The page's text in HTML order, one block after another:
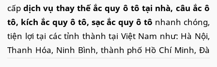
cấpdịch vụ thay thế ắc quy ô tô tại nhà, câu ắc ô
tô, kích ắc quy ô tô, sạc ắc quy ô tô nhanh chóng,
tiện lợi tại các tỉnh thành tại Việt Nam như: Hà Nội,
Thanh Hóa, Ninh Bình, thành phố Hồ Chí Minh, Đà